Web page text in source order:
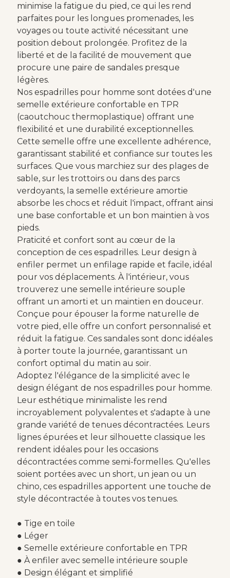
minimise la fatigue du pied, ce qui les rend
parfaites pour les longues promenades, les
voyages ou toute activité nécessitant une
position debout prolongée. Profitez de la
liberté et de la facilité de mouvement que
procure une paire de sandales presque
légères.
Nos espadrilles pour homme sont dotées d'une
semelle extérieure confortable en TPR
(caoutchouc thermoplastique) offrant une
flexibilité et une durabilité exceptionnelles.
Cette semelle offre une excellente adhérence,
garantissant stabilité et confiance sur toutes les
surfaces. Que vous marchiez sur des plages de
sable, sur les trottoirs ou dans des parcs
verdoyants, la semelle extérieure amortie
absorbe les chocs et réduit l'impact, offrant ainsi
une base confortable et un bon maintien à vos
pieds.
Praticité et confort sont au cœur de la
conception de ces espadrilles. Leur design à
enfiler permet un enfilage rapide et facile, idéal
pour vos déplacements. À l'intérieur, vous
trouverez une semelle intérieure souple
offrant un amorti et un maintien en douceur.
Conçue pour épouser la forme naturelle de
votre pied, elle offre un confort personnalisé et
réduit la fatigue. Ces sandales sont donc idéales
à porter toute la journée, garantissant un
confort optimal du matin au soir.
Adoptez l'élégance de la simplicité avec le
design élégant de nos espadrilles pour homme.
Leur esthétique minimaliste les rend
incroyablement polyvalentes et s'adapte à une
grande variété de tenues décontractées. Leurs
lignes épurées et leur silhouette classique les
rendent idéales pour les occasions
décontractées comme semi-formelles. Qu'elles
soient portées avec un short, un jean ou un
chino, ces espadrilles apportent une touche de
style décontractée à toutes vos tenues.
● Tige en toile
● Léger
● Semelle extérieure confortable en TPR
● À enfiler avec semelle intérieure souple
● Design élégant et simplifié